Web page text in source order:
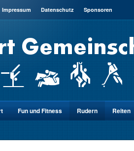
Impressum Datenschutz Sponsoren
Fun und Fitness Rudern Reiten